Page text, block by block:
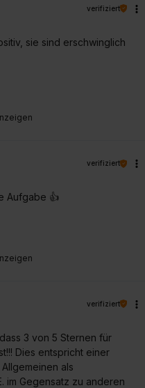
verifiziert
sie sind erschwinglich
verifiziert
Aufgabe 👍️
verifiziert
3 von 5 Sternen für
Dies entspricht einer
als
im Gegensatz zu anderen